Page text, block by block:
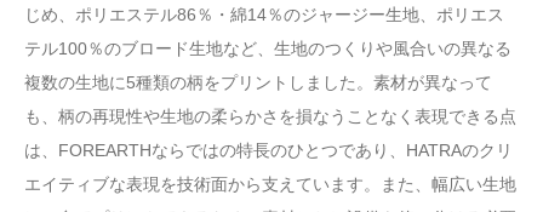
じめ、ポリエステル86％・綿14％のジャージー生地、ポリエス
テル100％のブロード生地など、生地のつくりや風合いの異なる
複数の生地に5種類の柄をプリントしました。素材が異なって
も、柄の再現性や生地の柔らかさを損なうことなく表現できる点
は、FOREARTHならではの特長のひとつであり、HATRAのクリ
エイティブな表現を技術面から支えています。また、幅広い生地